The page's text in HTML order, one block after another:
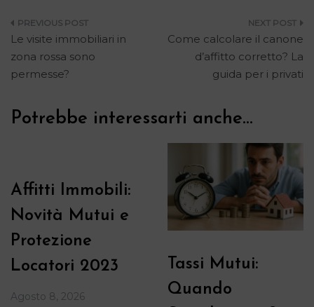
Navigazione
articoli
Le visite immobiliari in
zona rossa sono
permesse?
Come calcolare il canone
d’affitto corretto? La
guida per i privati
Potrebbe interessarti anche...
Affitti Immobili:
Novità Mutui e
Protezione
Locatori 2023
Agosto 8, 2026
Tassi Mutui:
Quando